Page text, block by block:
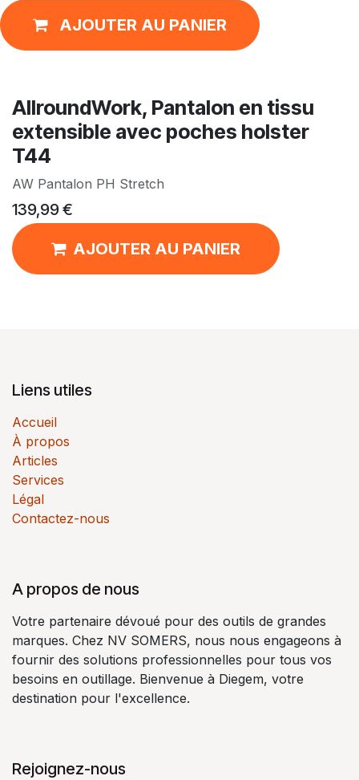
AJOUTER AU PANIER
AllroundWork, Pantalon en tissu
extensible avec poches holster
T44
AW Pantalon PH Stretch
139,99€
AJOUTER AU PANIER
Liens utiles
Accueil
À propos
Articles
Services
Légal
Contactez-nous
A propos de nous
Votre partenaire dévoué pour des outils de grandes
marques. Chez NV SOMERS, nous nous engageons à
fournir des solutions professionnelles pour tous vos
besoins en outillage. Bienvenue à Diegem, votre
destination pour l'excellence.
Rejoignez-nous